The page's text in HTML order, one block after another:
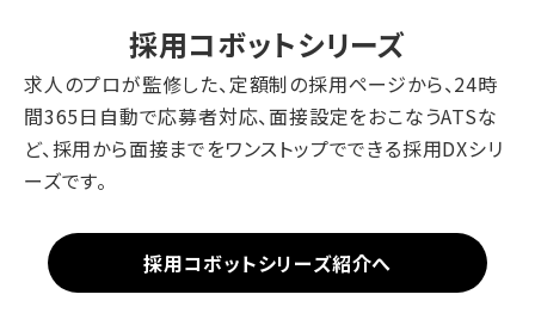
採用コボットシリーズ
求人のプロが監修した、定額制の採用ページから、24時
間365日自動で応募者対応、面接設定をおこなうATSな
ど、採用から面接までをワンストップでできる採用DXシリ
ーズです。
採用コボットシリーズ紹介へ